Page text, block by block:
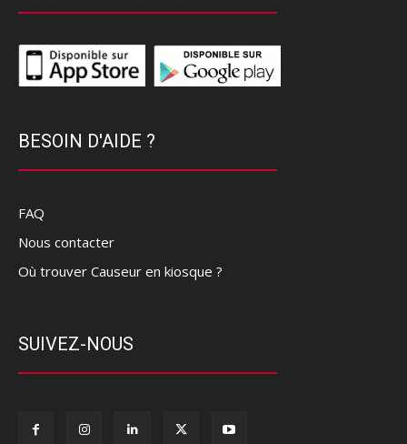
BESOIN D'AIDE ?
FAQ
Nous contacter
Où trouver Causeur en kiosque ?
SUIVEZ-NOUS